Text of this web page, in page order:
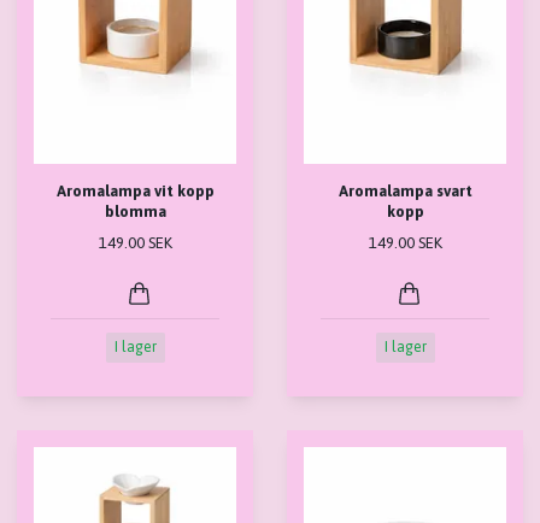
Aromalampa vit kopp
blomma
149.00 SEK
I lager
Aromalampa svart
kopp
149.00 SEK
I lager